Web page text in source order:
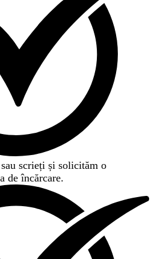
scrieți și solicităm o
de încărcare.